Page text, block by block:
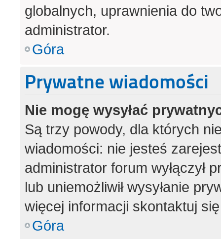
globalnych, uprawnienia do
administrator.
Góra
Prywatne wiadomości
Nie mogę wysyłać
Są trzy powody, dla których
wiadomości: nie jesteś
administrator forum wyłączył
lub uniemożliwił wysyłanie
więcej informacji skontaktuj
Góra